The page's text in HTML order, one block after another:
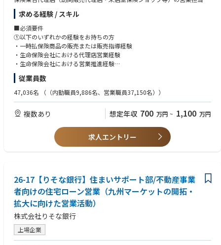
していただきます
■ Google Cloud上での新規サービス用基盤開発
■新規ツールの導入
■既存システムの運用・保守、自動化による効率化
■DevOps環境の構築
【技術スタック】
・OS： Linux
・基盤：Google cloud(GKE)
・言語：Python
・データベース：Spanner、Cloud SQL
・プロジェクト管理・情報共有ツール：Slack、JIRA、Confluence
・その他：Terraform、Spinnaker、Helm、GitLab
として、主に以下業務を担っていただきます。
◆担当代理店への販売促進
◆担当代理店への教育支援
◆担当代理店への業務品質管理、コンプライアンス指導
◆その他代理店への各種サポート
（変更の範囲）
■リモート頻度
金融機関向け営業のため基本出社ですが、リモートワークも活用可
■そのほか働き方
・国内における出張の可能性あり
将来的には、生保プロ代理店・ショップ代理店の経験を活かし、営業推進
策の企画やソリシター育成のほか、金融機関等を担当いただく可能性がご
ざいます。
求める経験 / スキル
■必須要件
①以下のいずれかの経験をお持ちの方
・一時払保険商品の販売または販売指導経験
・生命保険会社における代理店営業経験
・生命保険会社における営業推進経験
②加えて以下の要件を満たす方
・普通自動車免許資格（ＡＴ可） ※業務上運転が必要な場合があるため
■歓迎要件
・資格保有(FP技能士1級、CFP、事業承継アドバイザー、中小企業診断
士、社会保険労務士など)
従業員数
47,036名 （（内勤職員9,886名、営業職員37,150名））
複数あり 想定年収 700 万円 ~ 1,100 万円
求人エントリー
26-17【りそな銀行】住まいサポート部/不動産事業
者向けの住宅ローン営業（九州マーケットの開拓・
拡大に向けた営業活動）
株式会社りそな銀行
上場企業